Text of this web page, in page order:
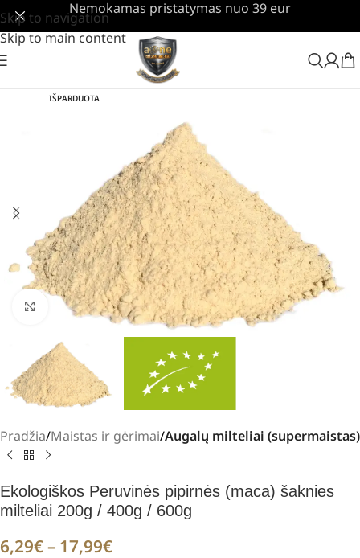
Skip to navigation
Skip to main content
Nemokamas pristatymas nuo 39 eur
IŠPARDUOTA
Padidinti
Pradžia Maistas ir gėrimai Augalų milteliai (supermaistas)
Ekologiškos Peruvinės pipirnės (maca) šaknies
milteliai 200g / 400g / 600g
6,29€– 17,99€